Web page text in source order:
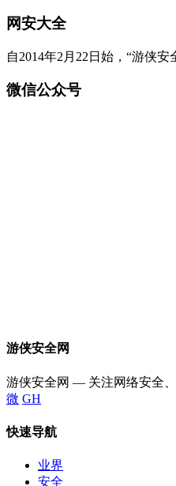
网安大全
自2014年2月22日始，“游侠安
微信公众号
游侠安全网
游侠安全网 — 关注网络安全
微 GH
快速导航
业界
安全